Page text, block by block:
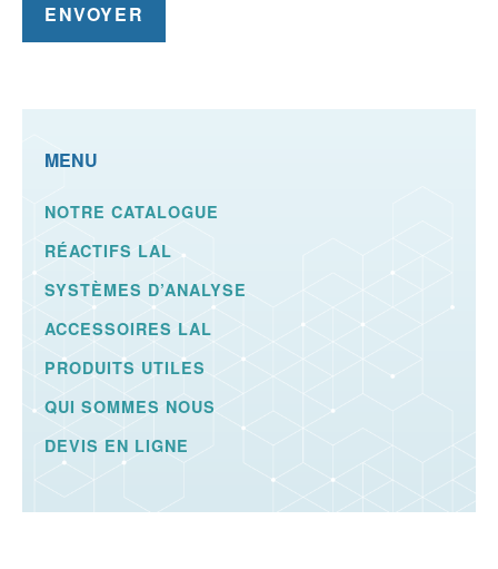
MENU
NOTRE CATALOGUE
RÉACTIFS LAL
SYSTÈMES D’ANALYSE
ACCESSOIRES LAL
PRODUITS UTILES
QUI SOMMES NOUS
DEVIS EN LIGNE